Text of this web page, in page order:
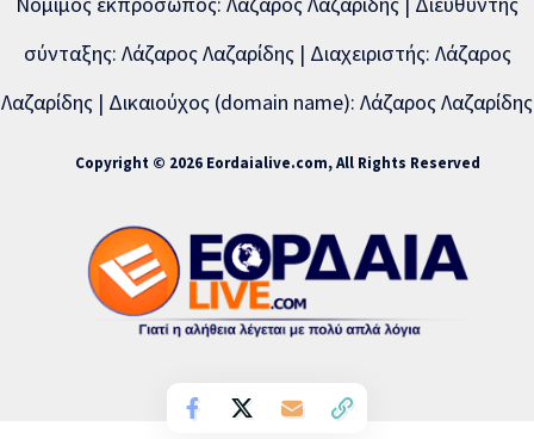
σύνταξης: Λάζαρος Λαζαρίδης | Διαχειριστής: Λάζαρος
Λαζαρίδης | Δικαιούχος (domain name): Λάζαρος Λαζαρίδης
Copyright © 2026 Eordaialive.com, All Rights Reserved